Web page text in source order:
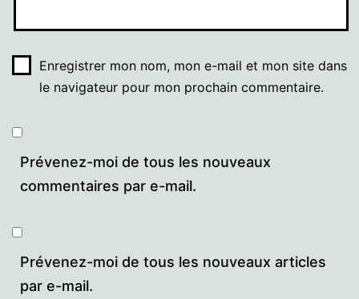
Enregistrer mon nom, mon e-mail et mon site dans
le navigateur pour mon prochain commentaire.
Prévenez-moi de tous les nouveaux
commentaires par e-mail.
Prévenez-moi de tous les nouveaux articles
par e-mail.